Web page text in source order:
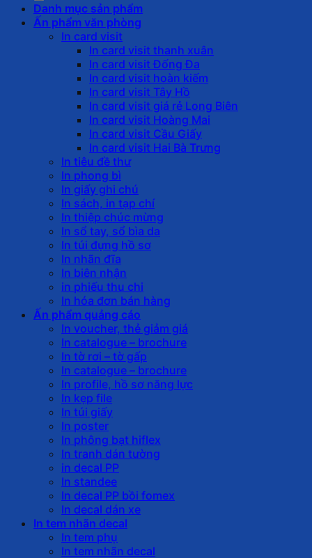
Danh mục sản phẩm
Ấn phẩm văn phòng
In card visit
In card visit thanh xuân
In card visit Đống Đa
In card visit hoàn kiếm
In card visit Tây Hồ
In card visit giá rẻ Long Biên
In card visit Hoàng Mai
In card visit Cầu Giấy
In card visit Hai Bà Trưng
In tiêu đề thư
In phong bì
In giấy ghi chú
In sách, in tạp chí
In thiệp chúc mừng
In sổ tay, sổ bìa da
In túi đựng hồ sơ
In nhãn đĩa
In biên nhận
in phiếu thu chi
In hóa đơn bán hàng
Ấn phẩm quảng cáo
In voucher, thẻ giảm giá
In catalogue – brochure
In tờ rơi – tờ gấp
In catalogue – brochure
In profile, hồ sơ năng lực
In kẹp file
In túi giấy
In poster
In phông bạt hiflex
In tranh dán tường
in decal PP
In standee
In decal PP bồi fomex
In decal dán xe
In tem nhãn decal
In tem phụ
In tem nhãn decal